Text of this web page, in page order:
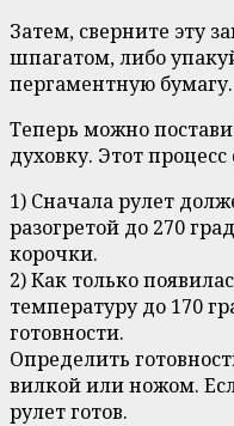
Затем, сверните эту
шпагатом, либо
пергаментную бумагу.
Теперь можно
духовку. Этот процесс
1) Сначала рулет
разогретой до 270
корочки.
2) Как только
температуру до 170
готовности.
Определить
вилкой или ножом.
рулет готов.